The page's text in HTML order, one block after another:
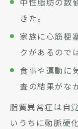
きた。
家族に心筋梗
クがあるので
食事や運動に
査の結果がな
脂質異常症は自
いうちに動脈硬